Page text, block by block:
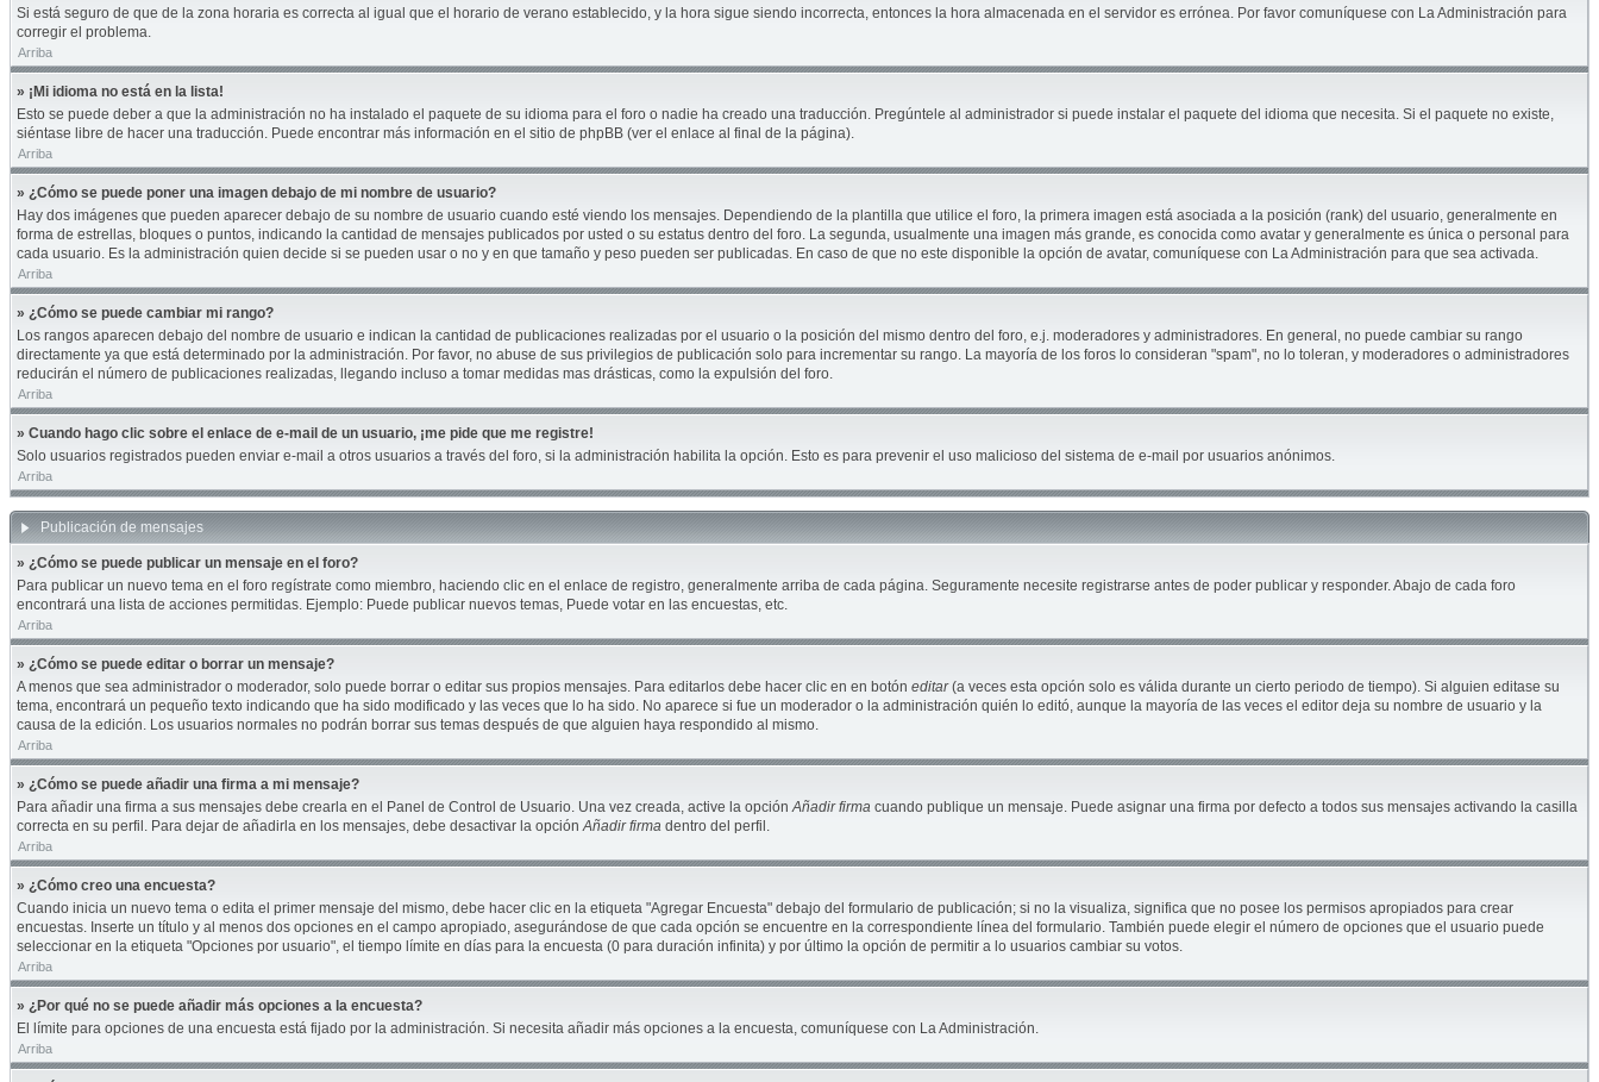
Si está seguro de que de la zona horaria es correcta al igual que el horario de verano establecido, y la hora sigue siendo incorrecta, entonces la hora almacenada en el servidor es errónea. Por favor comuníquese con La Administración para
corregir el problema.
Arriba
» ¡Mi idioma no está en la lista!
Esto se puede deber a que la administración no ha instalado el paquete de su idioma para el foro o nadie ha creado una traducción. Pregúntele al administrador si puede instalar el paquete del idioma que necesita. Si el paquete no existe,
siéntase libre de hacer una traducción. Puede encontrar más información en el sitio de phpBB (ver el enlace al final de la página).
Arriba
» ¿Cómo se puede poner una imagen debajo de mi nombre de usuario?
Hay dos imágenes que pueden aparecer debajo de su nombre de usuario cuando esté viendo los mensajes. Dependiendo de la plantilla que utilice el foro, la primera imagen está asociada a la posición (rank) del usuario, generalmente en
forma de estrellas, bloques o puntos, indicando la cantidad de mensajes publicados por usted o su estatus dentro del foro. La segunda, usualmente una imagen más grande, es conocida como avatar y generalmente es única o personal para
cada usuario. Es la administración quien decide si se pueden usar o no y en que tamaño y peso pueden ser publicadas. En caso de que no este disponible la opción de avatar, comuníquese con La Administración para que sea activada.
Arriba
» ¿Cómo se puede cambiar mi rango?
Los rangos aparecen debajo del nombre de usuario e indican la cantidad de publicaciones realizadas por el usuario o la posición del mismo dentro del foro, e.j. moderadores y administradores. En general, no puede cambiar su rango
directamente ya que está determinado por la administración. Por favor, no abuse de sus privilegios de publicación solo para incrementar su rango. La mayoría de los foros lo consideran "spam", no lo toleran, y moderadores o administradores
reducirán el número de publicaciones realizadas, llegando incluso a tomar medidas mas drásticas, como la expulsión del foro.
Arriba
» Cuando hago clic sobre el enlace de e-mail de un usuario, ¡me pide que me registre!
Solo usuarios registrados pueden enviar e-mail a otros usuarios a través del foro, si la administración habilita la opción. Esto es para prevenir el uso malicioso del sistema de e-mail por usuarios anónimos.
Arriba
Publicación de mensajes
» ¿Cómo se puede publicar un mensaje en el foro?
Para publicar un nuevo tema en el foro regístrate como miembro, haciendo clic en el enlace de registro, generalmente arriba de cada página. Seguramente necesite registrarse antes de poder publicar y responder. Abajo de cada foro
encontrará una lista de acciones permitidas. Ejemplo: Puede publicar nuevos temas, Puede votar en las encuestas, etc.
Arriba
» ¿Cómo se puede editar o borrar un mensaje?
A menos que sea administrador o moderador, solo puede borrar o editar sus propios mensajes. Para editarlos debe hacer clic en en botón editar(a veces esta opción solo es válida durante un cierto periodo de tiempo). Si alguien editase su
tema, encontrará un pequeño texto indicando que ha sido modificado y las veces que lo ha sido. No aparece si fue un moderador o la administración quién lo editó, aunque la mayoría de las veces el editor deja su nombre de usuario y la
causa de la edición. Los usuarios normales no podrán borrar sus temas después de que alguien haya respondido al mismo.
Arriba
» ¿Cómo se puede añadir una firma a mi mensaje?
Para añadir una firma a sus mensajes debe crearla en el Panel de Control de Usuario. Una vez creada, active la opciónAñadir firma cuando publique un mensaje. Puede asignar una firma por defecto a todos sus mensajes activando la casilla
correcta en su perfil. Para dejar de añadirla en los mensajes, debe desactivar la opciónAñadir firma dentro del perfil.
Arriba
» ¿Cómo creo una encuesta?
Cuando inicia un nuevo tema o edita el primer mensaje del mismo, debe hacer clic en la etiqueta "Agregar Encuesta" debajo del formulario de publicación; si no la visualiza, significa que no posee los permisos apropiados para crear
encuestas. Inserte un título y al menos dos opciones en el campo apropiado, asegurándose de que cada opción se encuentre en la correspondiente línea del formulario. También puede elegir el número de opciones que el usuario puede
seleccionar en la etiqueta "Opciones por usuario", el tiempo límite en días para la encuesta (0 para duración infinita) y por último la opción de permitir a lo usuarios cambiar su votos.
Arriba
» ¿Por qué no se puede añadir más opciones a la encuesta?
El límite para opciones de una encuesta está fijado por la administración. Si necesita añadir más opciones a la encuesta, comuníquese con La Administración.
Arriba